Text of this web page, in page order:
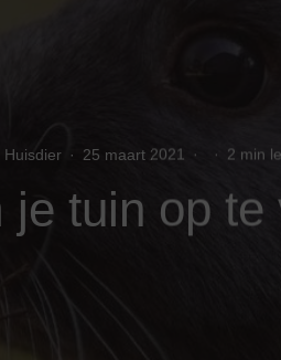
Huisdier · 25 maart 2021 · · 2 min
je tuin op te